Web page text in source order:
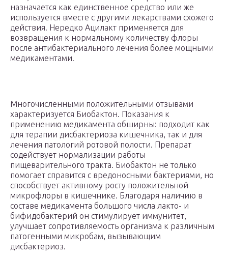
назначается как единственное средство или же
используется вместе с другими лекарствами схожего
действия. Нередко Ацилакт применяется для
возвращения к нормальному количеству флоры
после антибактериального лечения более мощными
медикаментами.
Многочисленными положительными отзывами
характеризуется Биобактон. Показания к
применению медикамента обширны: подходит как
для терапии дисбактериоза кишечника, так и для
лечения патологий ротовой полости. Препарат
содействует нормализации работы
пищеварительного тракта. Биобактон не только
помогает справится с вредоносными бактериями, но
способствует активному росту положительной
микрофлоры в кишечнике. Благодаря наличию в
составе медикамента большого числа лакто- и
бифидобактерий он стимулирует иммунитет,
улучшает сопротивляемость организма к различным
патогенными микробам, вызывающим
дисбактериоз.